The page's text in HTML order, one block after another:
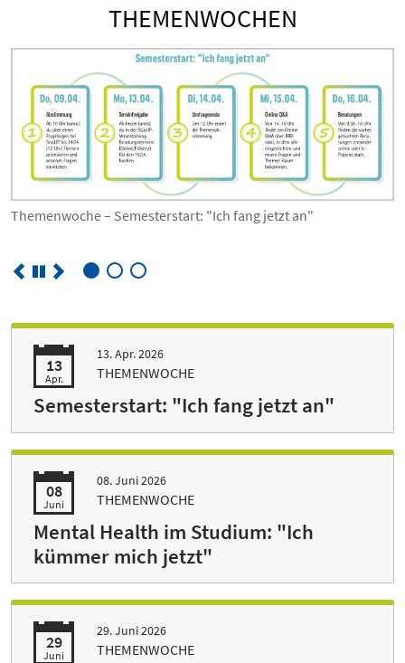
THEMENWOCHEN
Themenwoche – Semesterstart: "Ich fang jetzt an"
Themenwoche – Mental Health im Studium: "Ich kümmer mich
13
Apr.
13. Apr. 2026
THEMENWOCHE
Semesterstart: "Ich fang jetzt an"
08
Juni
08. Juni 2026
THEMENWOCHE
Mental Health im Studium: "Ich
kümmer mich jetzt"
29
Juni
29. Juni 2026
THEMENWOCHE